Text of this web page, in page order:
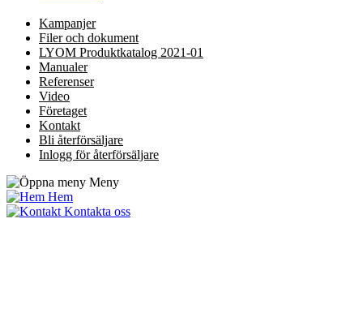
Kampanjer
Filer och dokument
LYOM Produktkatalog 2021-01
Manualer
Referenser
Video
Företaget
Kontakt
Bli återförsäljare
Inlogg för återförsäljare
Meny
Hem
Kontakta oss